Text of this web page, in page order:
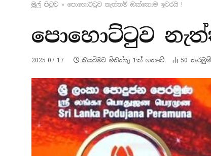
මුල් පිටු​ව » පොහොට්ටුව නැත්තම් ඔක්කොම ඉවරයි !
පොහොට්ටුව
2025-07-17 කියවීමට මිනිත්තු 1ක් ගතවේ. 50 නැරඹු​ම්